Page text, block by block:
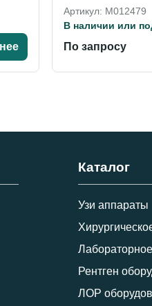
Артикул: M012479
В наличии или
По запросу
Каталог
Узи аппараты
Рентген
ЛОР